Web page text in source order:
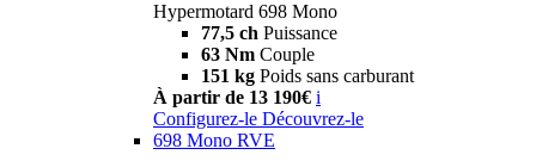
Hypermotard 698 Mono
77,5 ch Puissance
63 Nm Couple
151 kg Poids sans carburant
À partir de 13 190€ i
Configurez-le Découvrez-le
698 Mono RVE